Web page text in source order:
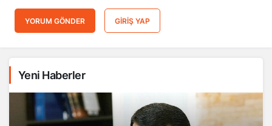
YORUM GÖNDER GIRIŞ YAP
Yeni Haberler